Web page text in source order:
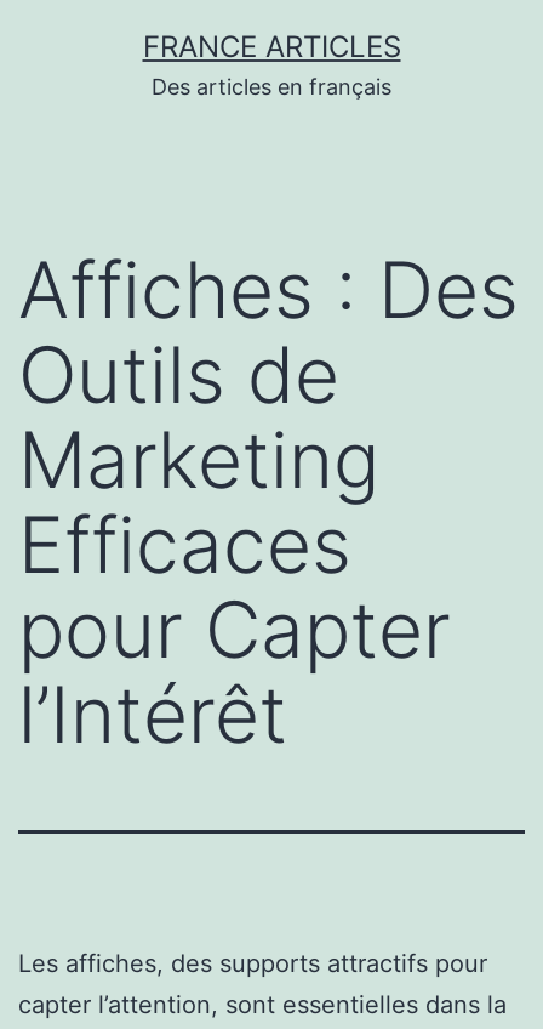
FRANCE ARTICLES
Des articles en français
Affiches : Des
Outils de
Marketing
Efficaces
pour Capter
l’Intérêt
Les affiches, des supports attractifs pour
capter l’attention, sont essentielles dans la